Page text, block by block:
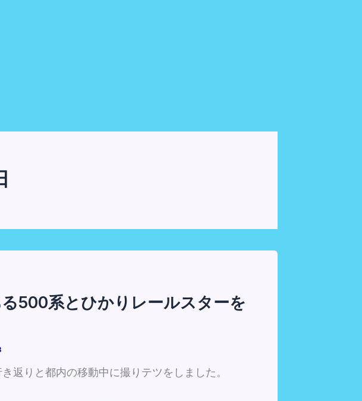
500系とひかりレールスターを
返りと都内の移動中に撮りテツをしました。